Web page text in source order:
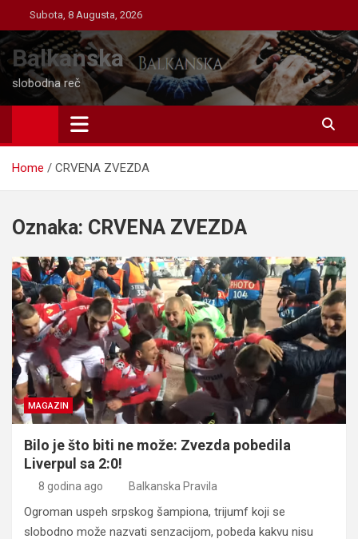
to
content
Subota, 8 Augusta, 2026
Balkanska
slobodna reč
Home CRVENA ZVEZDA
Oznaka: CRVENA ZVEZDA
MAGAZIN
Bilo je što biti ne može: Zvezda pobedila
Liverpul sa 2:0!
8 godina ago Balkanska Pravila
Ogroman uspeh srpskog šampiona, trijumf koji se
slobodno može nazvati senzacijom, pobeda kakvu nisu